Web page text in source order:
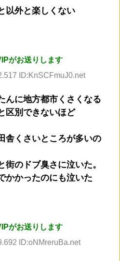
以外と楽しくない
がお送りします
ID:KnSCFmuJ0.net
んに地方都市くさくなる
区別できないほど
舎くさいところが多いの
街のドブ臭さに泣いた。
かかったのにも泣いた
がお送りします
ID:oNMreruBa.net